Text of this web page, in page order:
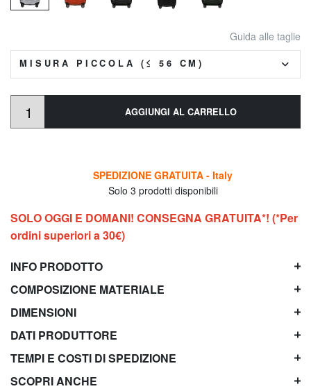
Guida alle taglie
MISURA PICCOLA (≤ 56 CM)
AGGIUNGI AL CARRELLO
SPEDIZIONE GRATUITA - Italy
Solo 3 prodotti disponibili
SOLO OGGI E DOMANI! CONSEGNA GRATUITA*! (*Per
ordini superiori a 30€)
INFO PRODOTTO
COMPOSIZIONE MATERIALE
DIMENSIONI
DATI PRODUTTORE
TEMPI E COSTI DI SPEDIZIONE
SCOPRI ANCHE